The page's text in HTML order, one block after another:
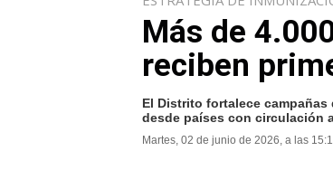
Más de
reciben
El Distrito fortalece
desde países con circulación
Martes, 02 de junio de 2026, a las